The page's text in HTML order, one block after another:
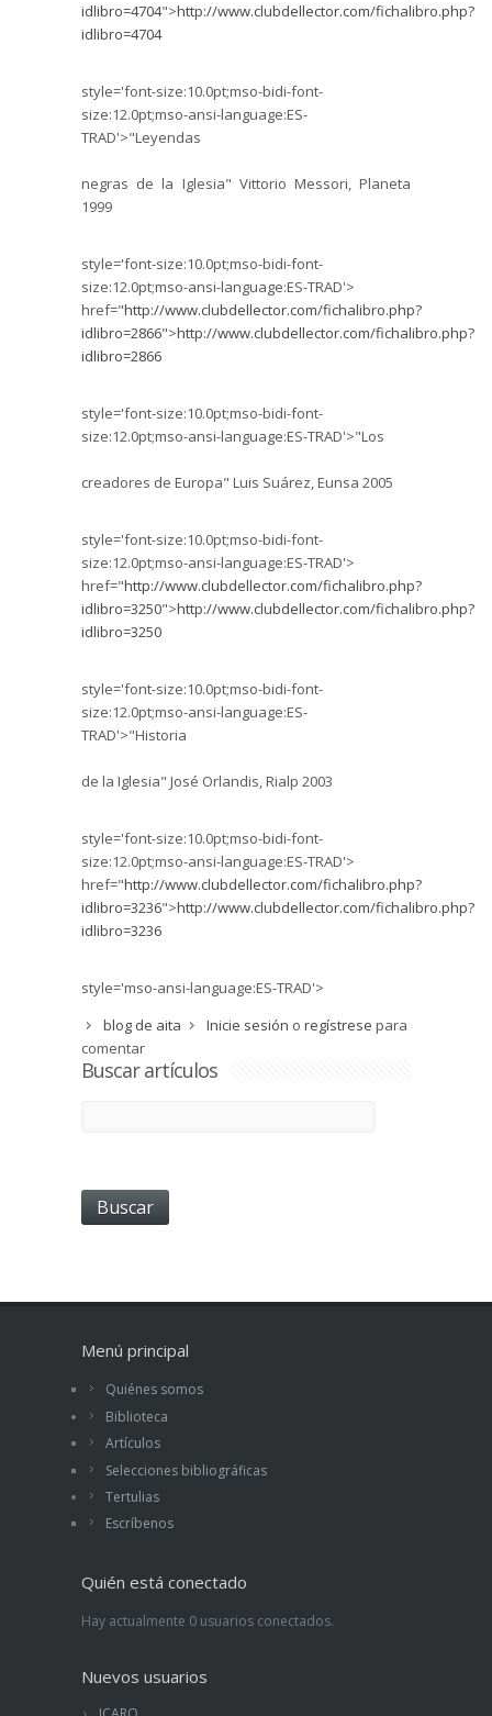
idlibro=4704">http://www.clubdellector.com/fichalibro.php?
idlibro=4704
style='font-size:10.0pt;mso-bidi-font-
size:12.0pt;mso-ansi-language:ES-
TRAD'>"Leyendas
negras de la Iglesia" Vittorio Messori, Planeta
1999
style='font-size:10.0pt;mso-bidi-font-
size:12.0pt;mso-ansi-language:ES-TRAD'>
href="http://www.clubdellector.com/fichalibro.php?
idlibro=2866">http://www.clubdellector.com/fichalibro.php?
idlibro=2866
style='font-size:10.0pt;mso-bidi-font-
size:12.0pt;mso-ansi-language:ES-TRAD'>"Los
creadores de Europa" Luis Suárez, Eunsa 2005
style='font-size:10.0pt;mso-bidi-font-
size:12.0pt;mso-ansi-language:ES-TRAD'>
href="http://www.clubdellector.com/fichalibro.php?
idlibro=3250">http://www.clubdellector.com/fichalibro.php?
idlibro=3250
style='font-size:10.0pt;mso-bidi-font-
size:12.0pt;mso-ansi-language:ES-
TRAD'>"Historia
de la Iglesia" José Orlandis, Rialp 2003
style='font-size:10.0pt;mso-bidi-font-
size:12.0pt;mso-ansi-language:ES-TRAD'>
href="http://www.clubdellector.com/fichalibro.php?
idlibro=3236">http://www.clubdellector.com/fichalibro.php?
idlibro=3236
style='mso-ansi-language:ES-TRAD'>
blog de aita
Inicie sesión o regístrese para
comentar
Buscar artículos
Menú principal
Quiénes somos
Biblioteca
Artículos
Selecciones bibliográficas
Tertulias
Escríbenos
Quién está conectado
Hay actualmente 0 usuarios conectados.
Nuevos usuarios